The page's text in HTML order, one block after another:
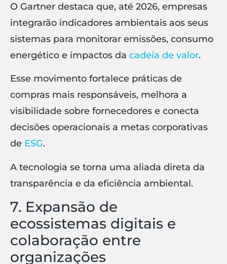
O Gartner destaca que, até 2026, empresas
integrarão indicadores ambientais aos seus
sistemas para monitorar emissões, consumo
energético e impactos da cadeia de valor.
Esse movimento fortalece práticas de
compras mais responsáveis, melhora a
visibilidade sobre fornecedores e conecta
decisões operacionais a metas corporativas
de ESG.
A tecnologia se torna uma aliada direta da
transparência e da eficiência ambiental.
7. Expansão de
ecossistemas digitais e
colaboração entre
organizações